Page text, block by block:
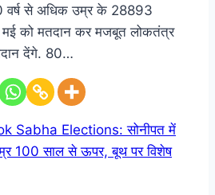
वर्ष से अधिक उम्र के 28893
मई को मतदान कर मजबूत लोकतंत्र
देंगे. 80…
Sabha Elections: सोनीपत में
100 साल से ऊपर, बूथ पर विशेष